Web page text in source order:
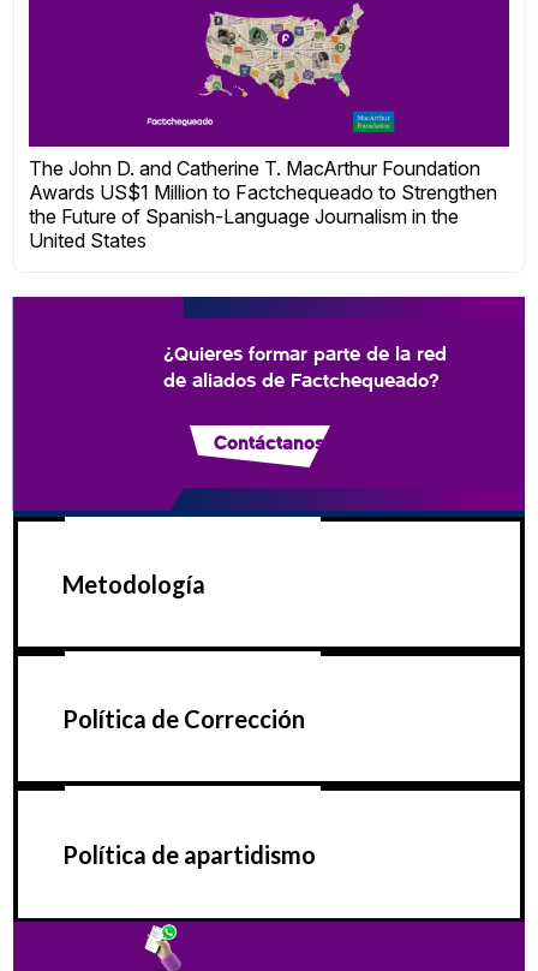
The John D. and Catherine T. MacArthur Foundation
Awards US$1 Million to Factchequeado to Strengthen
the Future of Spanish-Language Journalism in the
United States
¿Quieres formar parte de la red
de aliados de Factchequeado?
Contáctanos
Metodología
Política de Corrección
Política de apartidismo